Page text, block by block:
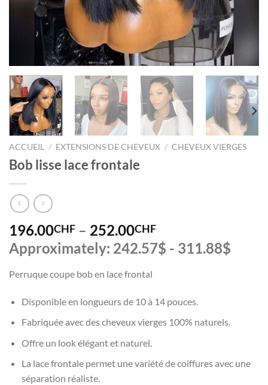
ACCUEIL / EXTENSIONS DE CHEVEUX / CHEVEUX VIERGES
Bob lisse lace frontale
196.00CHF – 252.00CHF
Approximately: 242.57$ - 311.88$
Perruque coupe bob en lace frontal
Disponible en longueurs de 10 à 14 pouces.
Fabriquée avec des cheveux vierges 100% naturels.
Offre un look élégant et naturel.
La lace frontale permet une variété de coiffures avec une
séparation réaliste.